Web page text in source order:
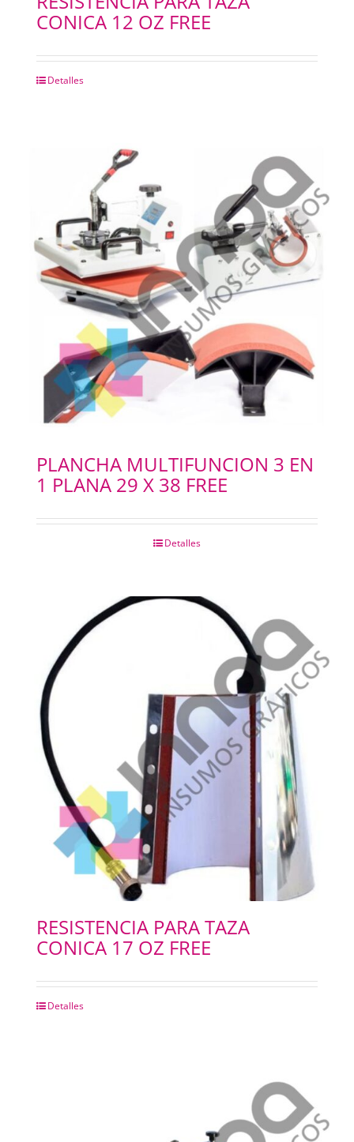
CONICA 12 OZ FREE
Detalles
PLANCHA MULTIFUNCION 3 EN
1 PLANA 29 X 38 FREE
Detalles
RESISTENCIA PARA TAZA
CONICA 17 OZ FREE
Detalles